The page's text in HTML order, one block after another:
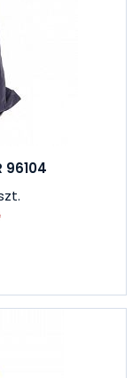
96104